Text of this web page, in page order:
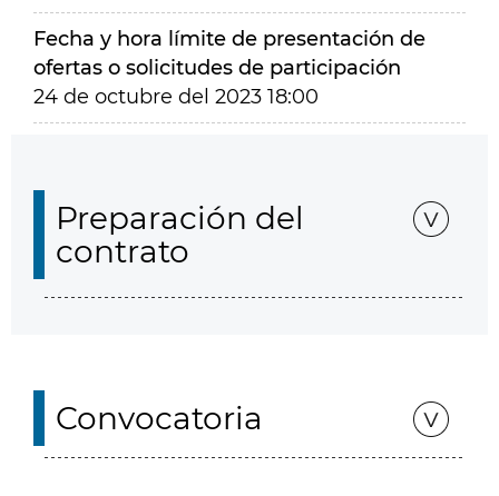
Fecha y hora límite de presentación de
ofertas o solicitudes de participación
24 de octubre del 2023 18:00
Preparación del
contrato
Convocatoria